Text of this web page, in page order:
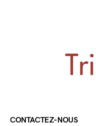
CONTACTEZ-NOUS